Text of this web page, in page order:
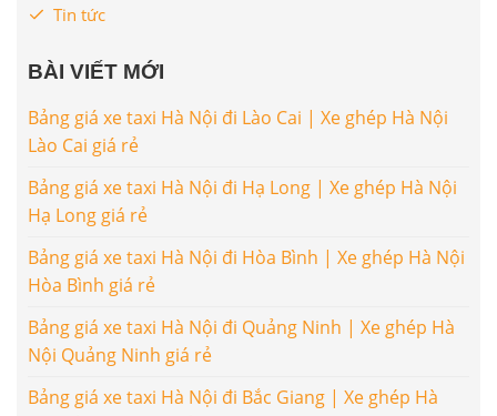
Tin tức
BÀI VIẾT MỚI
Bảng giá xe taxi Hà Nội đi Lào Cai | Xe ghép Hà Nội
Lào Cai giá rẻ
Bảng giá xe taxi Hà Nội đi Hạ Long | Xe ghép Hà Nội
Hạ Long giá rẻ
Bảng giá xe taxi Hà Nội đi Hòa Bình | Xe ghép Hà Nội
Hòa Bình giá rẻ
Bảng giá xe taxi Hà Nội đi Quảng Ninh | Xe ghép Hà
Nội Quảng Ninh giá rẻ
Bảng giá xe taxi Hà Nội đi Bắc Giang | Xe ghép Hà